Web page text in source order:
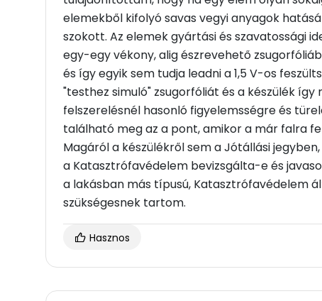
elemekből kifolyó savas vegyi anyagok
szokott. Az elemek gyártási és szavatossági
egy-egy vékony, alig észrevehető
és így egyik sem tudja leadni a 1,5 V-os
"testhez simuló" zsugorfóliát és a készülék
felszerelésnél hasonló figyelemsségre és
található meg az a pont, amikor a már falra
Magáról a készülékről sem a Jótállási
a Katasztrófavédelem bevizsgálta-e és
a lakásban más típusú, Katasztrófavédelem
szükségesnek tartom.
Hasznos